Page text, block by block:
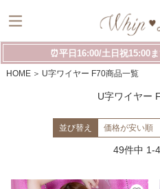
⏰平日16:00/土日祝15:00
HOME U字ワイヤー F70商品一覧
U字ワイヤー
並び替え 価格が安い順
49件中 1-